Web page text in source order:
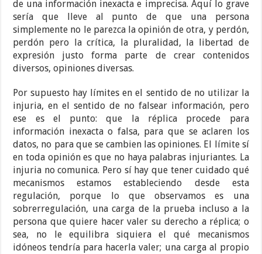
de una información inexacta e imprecisa. Aquí lo grave
sería que lleve al punto de que una persona
simplemente no le parezca la opinión de otra, y perdón,
perdón pero la crítica, la pluralidad, la libertad de
expresión justo forma parte de crear contenidos
diversos, opiniones diversas.
Por supuesto hay límites en el sentido de no utilizar la
injuria, en el sentido de no falsear información, pero
ese es el punto: que la réplica procede para
información inexacta o falsa, para que se aclaren los
datos, no para que se cambien las opiniones. El límite sí
en toda opinión es que no haya palabras injuriantes. La
injuria no comunica. Pero sí hay que tener cuidado qué
mecanismos estamos estableciendo desde esta
regulación, porque lo que observamos es una
sobrerregulación, una carga de la prueba incluso a la
persona que quiere hacer valer su derecho a réplica; o
sea, no le equilibra siquiera el qué mecanismos
idóneos tendría para hacerla valer; una carga al propio